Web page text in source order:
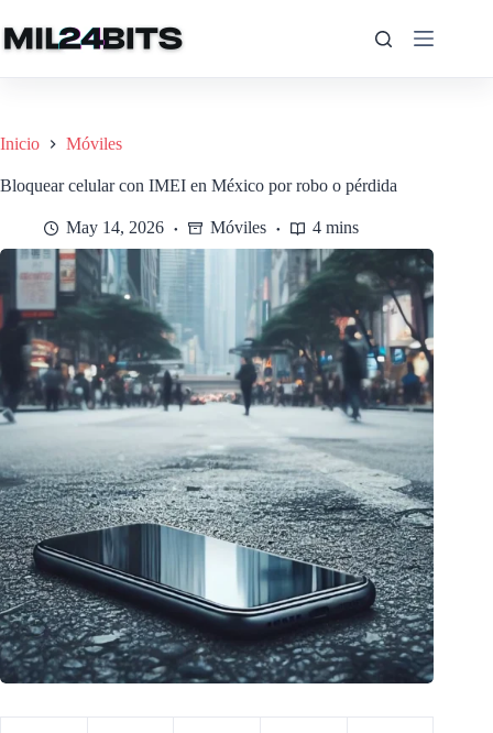
al
contenido
Inicio Móviles
Bloquear celular con IMEI en México por robo o pérdida
May 14, 2026 Móviles 4 mins